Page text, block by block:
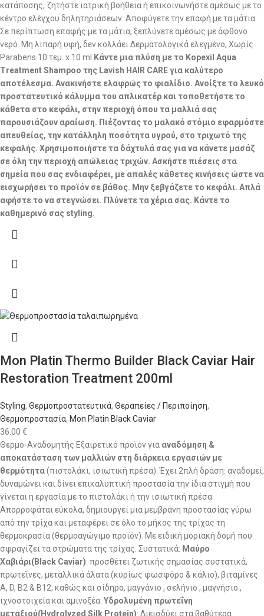
κατάποσης, ζητήστε ιατρική βοήθεια ή επικοινωνήστε αμέσως με το
κέντρο ελέγχου δηλητηριάσεων. Αποφύγετε την επαφή με τα μάτια.
Σε περίπτωση επαφής με τα μάτια, ξεπλύνετε αμέσως με άφθονο
νερό. Μη λιπαρή υφή, δεν κολλάει Δερματολογικά ελεγμένο, Χωρίς
Parabens 10 τεμ. x 10 ml
Κάντε μια πλύση με το Kopexil Aqua
Treatment Shampoo της Lavish HAIR CARE για καλύτερο
αποτέλεσμα. Ανακινήστε ελαφρώς το φιαλίδιο. Ανοίξτε το λευκό
προστατευτικό κάλυμμα του απλικατέρ και τοποθετήστε το
κάθετα στο κεφάλι, στην περιοχή όπου τα μαλλιά σας
παρουσιάζουν αραίωση. Πιέζοντας το μαλακό στόμιο εφαρμόστε
απευθείας, την κατάλληλη ποσότητα υγρού, στο τριχωτό της
κεφαλής. Χρησιμοποιήστε τα δάχτυλά σας για να κάνετε μασάζ
σε όλη την περιοχή απώλειας τριχών. Ασκήστε πιέσεις στα
σημεία που σας ενδιαφέρει, με απαλές κάθετες κινήσεις ώστε να
εισχωρήσει το προϊόν σε βάθος. Μην ξεβγάζετε το κεφάλι. Απλά
αφήστε το να στεγνώσει. Πλύνετε τα χέρια σας. Κάντε το
καθημερινό σας styling.
Mon Platin Thermo Builder Black Caviar Hair
Restoration Treatment 200ml
Styling, Θερμοπροστατευτικά, Θεραπείες / Περιποίηση,
Θερμοπροστασία, Mon Platin Black Caviar
36.00 €
Θερμο-Αναδομητής Εξαιρετικό προϊόν για αναδόμηση &
αποκατάσταση των μαλλιών στη διάρκεια εργασιών με
θερμότητα(πιστολάκι, ισιωτική πρέσα). Έχει 2πλή δράση: αναδομεί,
δυναμώνει και δίνει επικαλυπτική προστασία την ίδια στιγμή που
γίνεται η εργασία με το πιστολάκι ή την ισιωτική πρέσα.
Απορροφάται εύκολα, δημιουργεί μια μεμβράνη προστασίας γύρω
από την τρίχα και μεταφέρει σε όλο το μήκος της τρίχας τη
θερμοκρασία (θερμοαγώγιμο προϊόν). Με ειδική μοριακή δομή που
σφραγίζει τα στρώματα της τρίχας. Συστατικά: Μαύρο
Χαβιάρι(Black Caviar): προσθέτει ζωτικής σημασίας συστατικά,
πρωτεΐνες, μεταλλικά άλατα (κυρίως φωσφόρο & κάλιο), βιταμίνες
Α, D, Β2 & Β12, καθώς και σίδηρο, μαγγάνιο , σελήνιο , μαγνήσιο ,
ιχνοστοιχεία και αμινοξέα. Υδρολυμένη πρωτεΐνη
μεταξιού(Hydrolyzed Silk Protein): Διεισδύει στα βαθύτερα